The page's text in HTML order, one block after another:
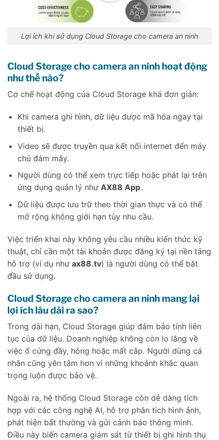
Lợi ích khi sử dụng Cloud Storage cho camera an ninh
Cloud Storage cho camera an ninh hoạt động
như thế nào?
Cơ chế hoạt động của Cloud Storage khá đơn giản:
Khi camera ghi hình, dữ liệu được mã hóa ngay tại
thiết bị.
Video sẽ được truyền qua kết nối internet đến máy
chủ đám mây.
Người dùng có thể xem trực tiếp hoặc phát lại trên
ứng dụng quản lý như AX88 App.
Dữ liệu được lưu trữ theo thời gian thực và có thể
mở rộng không giới hạn tùy nhu cầu.
Việc triển khai này không yêu cầu nhiều kiến thức kỹ
thuật, chỉ cần một tài khoản được đăng ký tại nền tảng
hỗ trợ (ví dụ như ax88.tv) là người dùng có thể bắt
đầu sử dụng.
Cloud Storage cho camera an ninh mang lại
lợi ích lâu dài ra sao?
Trong dài hạn, Cloud Storage giúp đảm bảo tính liên
tục của dữ liệu. Doanh nghiệp không còn lo lắng về
việc ổ cứng đầy, hỏng hoặc mất cắp. Người dùng cá
nhân cũng yên tâm hơn vì những khoảnh khắc quan
trọng luôn được bảo vệ.
Ngoài ra, hệ thống Cloud Storage còn dễ dàng tích
hợp với các công nghệ AI, hỗ trợ phân tích hình ảnh,
phát hiện bất thường và gửi cảnh báo thông minh.
Điều này biến camera giám sát từ thiết bị ghi hình thụ